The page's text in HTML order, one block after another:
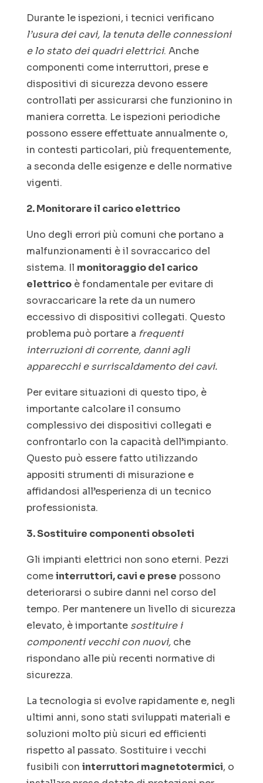
Durante le ispezioni, i tecnici verificano
l’usura dei cavi, la tenuta delle connessioni
e lo stato dei quadri elettrici. Anche
componenti come interruttori, prese e
dispositivi di sicurezza devono essere
controllati per assicurarsi che funzionino in
maniera corretta. Le ispezioni periodiche
possono essere effettuate annualmente o,
in contesti particolari, più frequentemente,
a seconda delle esigenze e delle normative
vigenti.
2. Monitorare il carico elettrico
Uno degli errori più comuni che portano a
malfunzionamenti è il sovraccarico del
sistema. Il monitoraggio del carico
elettricoè fondamentale per evitare di
sovraccaricare la rete da un numero
eccessivo di dispositivi collegati. Questo
problema può portare a frequenti
interruzioni di corrente, danni agli
apparecchi e surriscaldamento dei cavi.
Per evitare situazioni di questo tipo, è
importante calcolare il consumo
complessivo dei dispositivi collegati e
confrontarlo con la capacità dell’impianto.
Questo può essere fatto utilizzando
appositi strumenti di misurazione e
affidandosi all’esperienza di un tecnico
professionista.
3. Sostituire componenti obsoleti
Gli impianti elettrici non sono eterni. Pezzi
comeinterruttori, cavi e prese possono
deteriorarsi o subire danni nel corso del
tempo. Per mantenere un livello di sicurezza
elevato, è importante sostituire i
componenti vecchi con nuovi,che
rispondano alle più recenti normative di
sicurezza.
La tecnologia si evolve rapidamente e, negli
ultimi anni, sono stati sviluppati materiali e
soluzioni molto più sicuri ed efficienti
rispetto al passato. Sostituire i vecchi
fusibili con interruttori magnetotermici, o